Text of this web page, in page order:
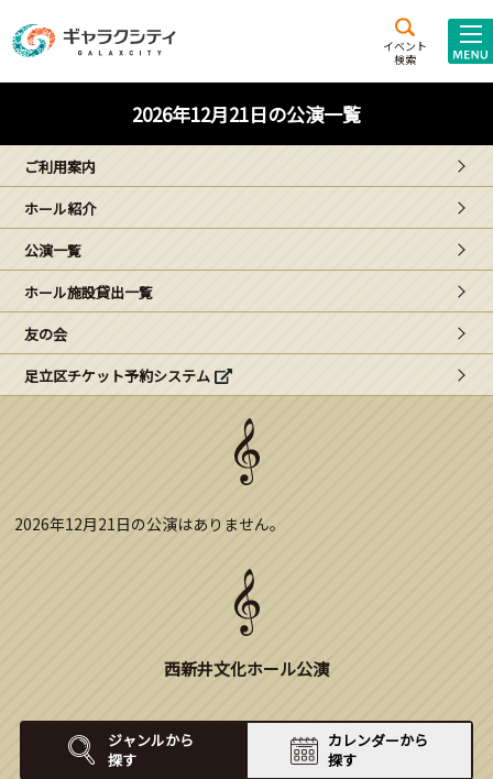
イベント
検索
施設案内
西新井
文化ホール
ギャラクシティとは
こどもみーてぃんぐ
Gがくえん
ブランドからのお知らせ
2026年12月21日の公演一覧
ご利用案内
ホール紹介
公演一覧
ホール施設貸出一覧
友の会
足立区チケット予約システム
2026年12月21日の公演はありません。
西新井文化ホール公演
ジャンルから
探す
カレンダーから
探す